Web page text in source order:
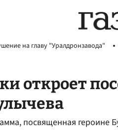
на главу "Уралдронзавода"
откроет
посвященная героине